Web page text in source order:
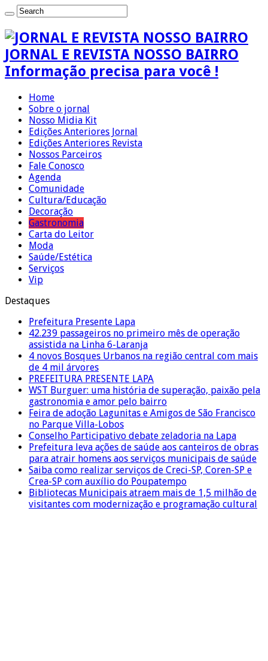
JORNAL E REVISTA NOSSO BAIRRO
Informação precisa para você !
Home
Sobre o jornal
Nosso Midia Kit
Edições Anteriores Jornal
Edições Anteriores Revista
Nossos Parceiros
Fale Conosco
Agenda
Comunidade
Cultura/Educação
Decoração
Gastronomia
Carta do Leitor
Moda
Saúde/Estética
Serviços
Vip
Destaques
Prefeitura Presente Lapa
42.239 passageiros no primeiro mês de operação
assistida na Linha 6-Laranja
4 novos Bosques Urbanos na região central com mais
de 4 mil árvores
PREFEITURA PRESENTE LAPA
WST Burguer: uma história de superação, paixão pela
gastronomia e amor pelo bairro
Feira de adoção Lagunitas e Amigos de São Francisco
no Parque Villa-Lobos
Conselho Participativo debate zeladoria na Lapa
Prefeitura leva ações de saúde aos canteiros de obras
para atrair homens aos serviços municipais de saúde
Saiba como realizar serviços de Creci-SP, Coren-SP e
Crea-SP com auxílio do Poupatempo
Bibliotecas Municipais atraem mais de 1,5 milhão de
visitantes com modernização e programação cultural